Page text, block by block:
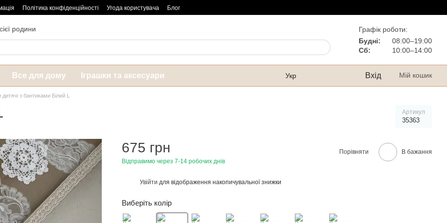
Політика конфіденційності Угода користувача Блог
родини
Графік роботи:
Будні:
08:00–19:00
Сб:
10:00–14:00
Все для дому Іграшки та аксесуари Укр Вхід Мій кошик
дитячі з бантиками Білий L
Артикул
35363
675 грн
Відправимо через 7-14 робочих днів
Порівняти В бажання
Увійти для відображення накопичувальної знижки
Виберіть колір